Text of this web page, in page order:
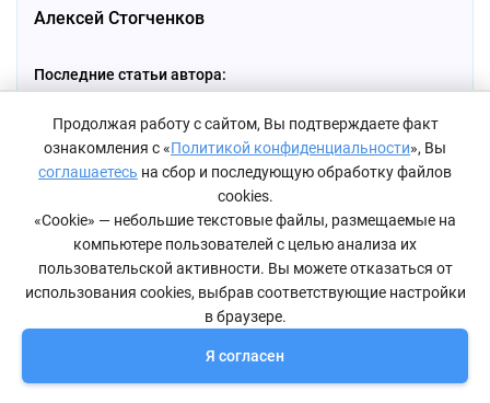
Алексей Стогченков
Последние статьи автора:
Как исправить «ошибка 5: отказано в доступе» на
Основные правила подбора сервиса по ремонту техники
Понравилась статья?
Продолжая работу с сайтом, Вы подтверждаете факт
ознакомления с «Политикой конфиденциальности», Вы
соглашаетесь на сбор и последующую обработку файлов
cookies.
«Cookie» — небольшие текстовые файлы, размещаемые на
компьютере пользователей с целью анализа их
пользовательской активности. Вы можете отказаться от
использования cookies, выбрав соответствующие настройки
в браузере.
Я согласен